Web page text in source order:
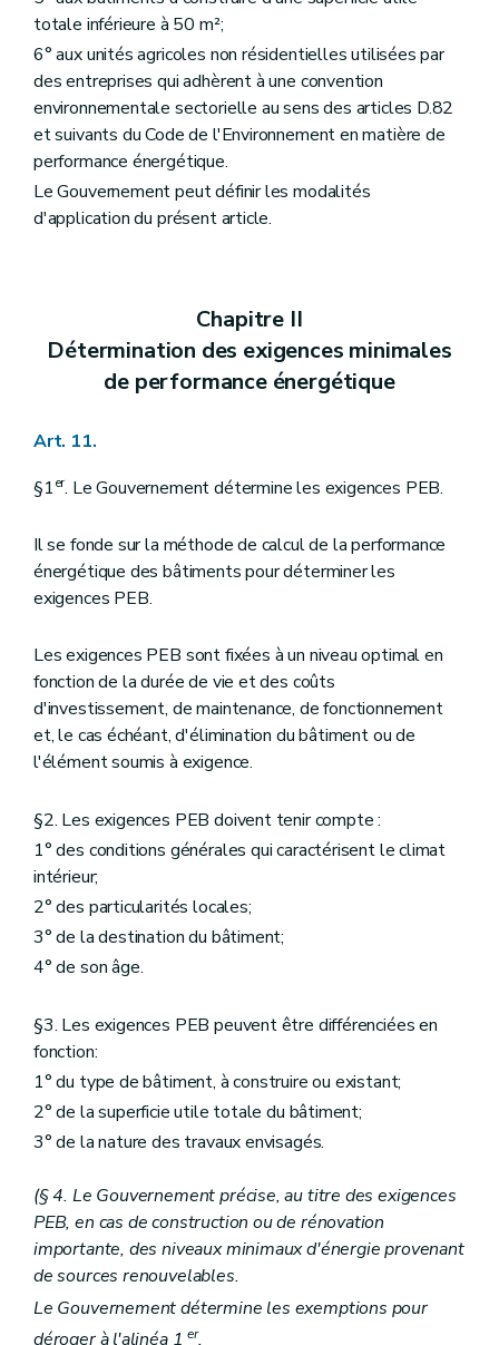
totale inférieure à 50 m²;
6° aux unités agricoles non résidentielles utilisées par
des entreprises qui adhèrent à une convention
environnementale sectorielle au sens des articles D.82
et suivants du Code de l'Environnement en matière de
performance énergétique.
Le Gouvernement peut définir les modalités
d'application du présent article.
Chapitre II
Détermination des exigences minimales
de performance énergétique
Art. 11.
§1er. Le Gouvernement détermine les exigences PEB.
Il se fonde sur la méthode de calcul de la performance
énergétique des bâtiments pour déterminer les
exigences PEB.
Les exigences PEB sont fixées à un niveau optimal en
fonction de la durée de vie et des coûts
d'investissement, de maintenance, de fonctionnement
et, le cas échéant, d'élimination du bâtiment ou de
l'élément soumis à exigence.
§2. Les exigences PEB doivent tenir compte :
1° des conditions générales qui caractérisent le climat
intérieur;
2° des particularités locales;
3° de la destination du bâtiment;
4° de son âge.
§3. Les exigences PEB peuvent être différenciées en
fonction:
1° du type de bâtiment, à construire ou existant;
2° de la superficie utile totale du bâtiment;
3° de la nature des travaux envisagés.
(§ 4. Le Gouvernement précise, au titre des exigences
PEB, en cas de construction ou de rénovation
importante, des niveaux minimaux d'énergie provenant
de sources renouvelables.
Le Gouvernement détermine les exemptions pour
déroger à l'alinéa 1er.